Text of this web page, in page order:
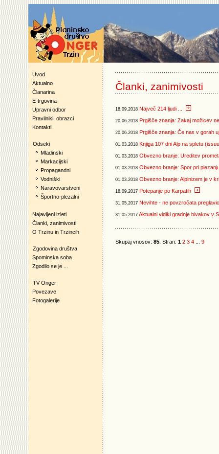
Uvod
Aktualno
Članarina
E-trgovina
Upravni odbor
Pravilniki, obrazci
Kontakti
Odseki
Mladinski
Markacijski
Propagandni
Vodniški
Naravovarstveni
Športno-plezalni
Najavljeni izleti
Članki, zanimivosti
O Trzinu in Trzincih
Zgodovina društva
Spominska soba
Zgodilo se je ...
TV Onger
Povezave
Fotogalerije
Članki, zanimivosti
18.09.2018 Največ 214 ljudi ...
20.06.2018 Prgišče znanja: Zakaj možicev
20.06.2018 Prgišče znanja: Če nas v gorah
01.03.2018 Knjiga 107 dni Alp na spletu
01.03.2018 Obvezno branje: Ureditev
01.03.2018 Obvezno branje: Spor pri
01.03.2018 Obvezno branje: Alpinizem je v
18.09.2017 Potepanje po Karpatih
31.05.2017 Nevihte - ne povzročata
31.05.2017 Aktualni vidiki gradnje bivakov v
Skupaj vnosov: 85 . Stran: 1 2 3 4 9